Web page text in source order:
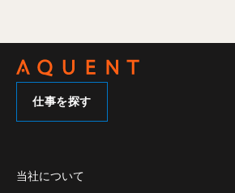
仕事を探す
当社について